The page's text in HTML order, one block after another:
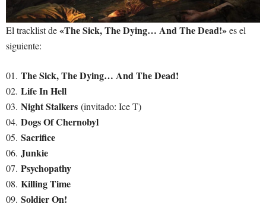
El tracklist de«The Sick, The Dying… And The Dead!»es el
siguiente:
01. The Sick, The Dying… And The Dead!
02. Life In Hell
03. Night Stalkers (invitado: Ice T)
04. Dogs Of Chernobyl
05. Sacrifice
06. Junkie
07. Psychopathy
08. Killing Time
09. Soldier On!